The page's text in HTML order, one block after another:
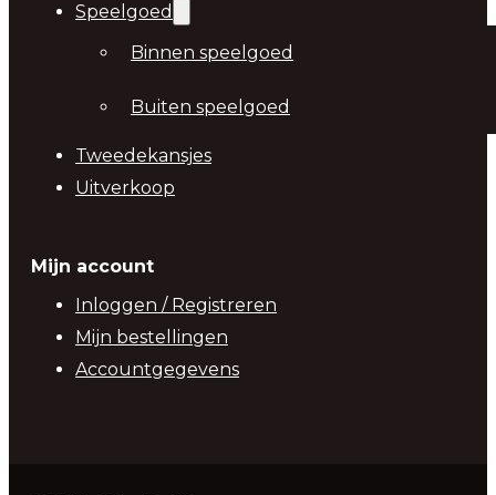
Speelgoed
Binnen speelgoed
Buiten speelgoed
Tweedekansjes
Uitverkoop
Mijn account
Inloggen / Registreren
Mijn bestellingen
Accountgegevens